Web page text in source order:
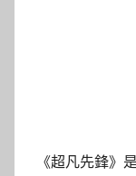
《超凡先鋒》